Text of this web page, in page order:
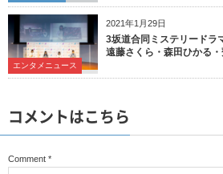
2021年1月29日
エンタメニュース
3坂道合同ミステリード
遠藤さくら・森田ひかる
コメントはこちら
Comment *